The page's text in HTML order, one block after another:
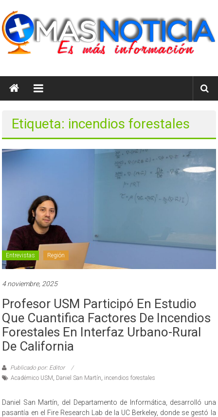
contenido
Es
Etiqueta: incendios forestales
Entrevistas Región
4 noviembre, 2025
Profesor USM Participó En Estudio
Que Cuantifica Factores De Incendios
Forestales En Interfaz Urbano-Rural
De California
Publicado por: Editor
Académico USM Daniel San Martín incendios forestales
Daniel San Martín, del Departamento de Informática, desarrolló una
pasantía en el Fire Research Lab de la UC Berkeley, donde se gestó la